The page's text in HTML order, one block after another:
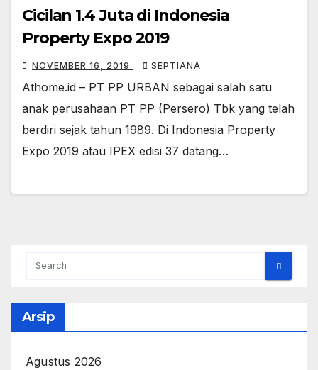
Cicilan 1.4 Juta di Indonesia
Property Expo 2019
NOVEMBER 16, 2019 SEPTIANA
Athome.id – PT PP URBAN sebagai salah satu
anak perusahaan PT PP (Persero) Tbk yang telah
berdiri sejak tahun 1989. Di Indonesia Property
Expo 2019 atau IPEX edisi 37 datang…
Arsip
Agustus 2026